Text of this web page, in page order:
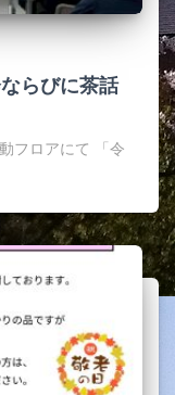
らびに茶話
フロアにて 「令